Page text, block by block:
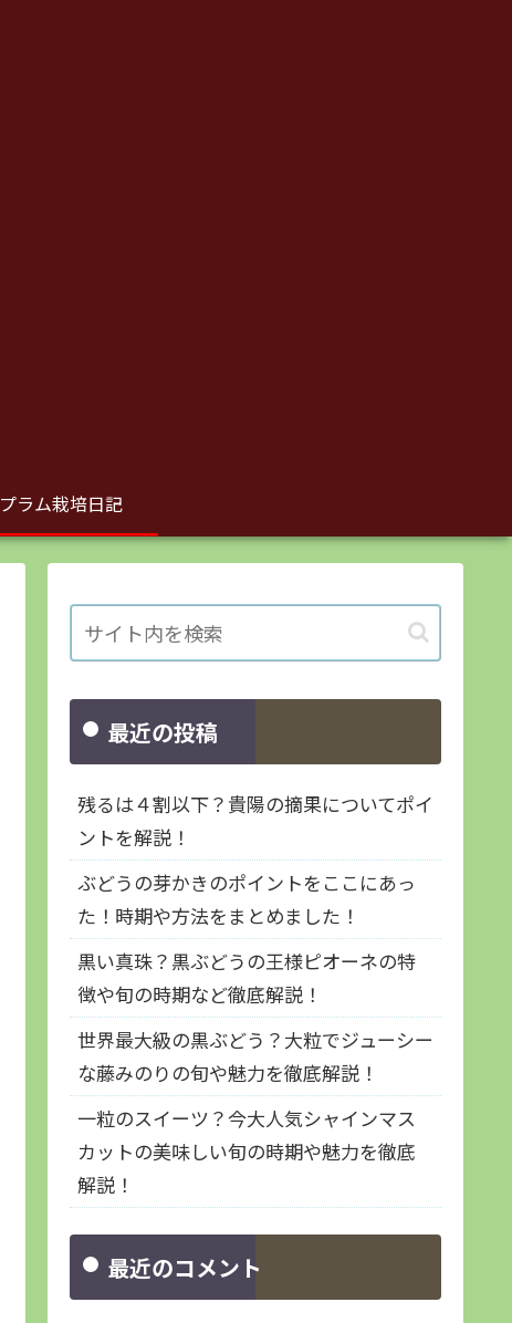
プラム栽培日記
最近の投稿
残るは４割以下？貴陽の摘果についてポイ
ントを解説！
ぶどうの芽かきのポイントをここにあっ
た！時期や方法をまとめました！
黒い真珠？黒ぶどうの王様ピオーネの特
徴や旬の時期など徹底解説！
世界最大級の黒ぶどう？大粒でジューシー
な藤みのりの旬や魅力を徹底解説！
一粒のスイーツ？今大人気シャインマス
カットの美味しい旬の時期や魅力を徹底
解説！
最近のコメント